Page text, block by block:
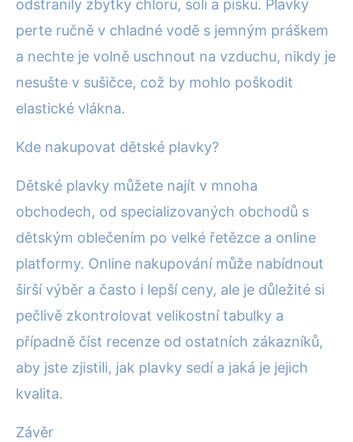
odstranily zbytky chloru, soli a písku. Plavky
perte ručně v chladné vodě s jemným práškem
a nechte je volně uschnout na vzduchu, nikdy je
nesušte v sušičce, což by mohlo poškodit
elastické vlákna.
Kde nakupovat dětské plavky?
Dětské plavky můžete najít v mnoha
obchodech, od specializovaných obchodů s
dětským oblečením po velké řetězce a online
platformy. Online nakupování může nabídnout
širší výběr a často i lepší ceny, ale je důležité si
pečlivě zkontrolovat velikostní tabulky a
případně číst recenze od ostatních zákazníků,
aby jste zjistili, jak plavky sedí a jaká je jejich
kvalita.
Závěr